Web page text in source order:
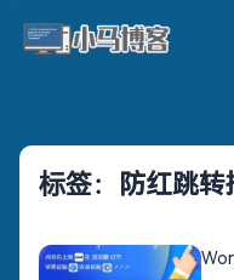
标签：防红跳转